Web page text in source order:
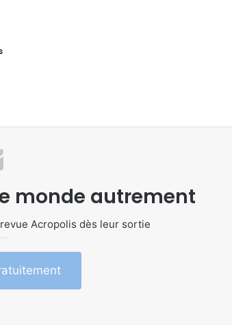
monde autrement
Acropolis dès leur sortie